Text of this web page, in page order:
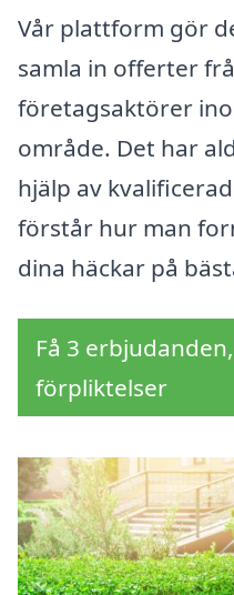
Vår plattform gör
samla in offerter
företagsaktörer
område. Det har
hjälp av
förstår hur man
dina häckar på
Få 3
förpliktelser